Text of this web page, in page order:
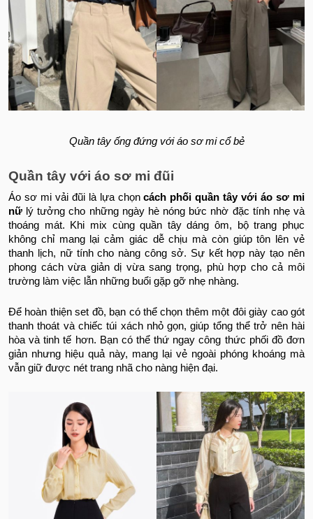
Quần tây ống đứng với áo sơ mi cổ bẻ
Quần tây với áo sơ mi đũi
Áo sơ mi vải đũi là lựa chọncách phối quần tây với áo sơ mi
nữ lý tưởng cho những ngày hè nóng bức nhờ đặc tính nhẹ và
thoáng mát. Khi mix cùng quần tây dáng ôm, bộ trang phục
không chỉ mang lại cảm giác dễ chịu mà còn giúp tôn lên vẻ
thanh lịch, nữ tính cho nàng công sở. Sự kết hợp này tạo nên
phong cách vừa giản dị vừa sang trọng, phù hợp cho cả môi
trường làm việc lẫn những buổi gặp gỡ nhẹ nhàng.
Để hoàn thiện set đồ, bạn có thể chọn thêm một đôi giày cao gót
thanh thoát và chiếc túi xách nhỏ gọn, giúp tổng thể trở nên hài
hòa và tinh tế hơn. Bạn có thể thứ ngay công thức phối đồ đơn
giản nhưng hiệu quả này, mang lại vẻ ngoài phóng khoáng mà
vẫn giữ được nét trang nhã cho nàng hiện đại.